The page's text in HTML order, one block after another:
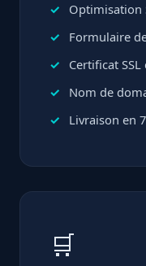
Optimisation
Formulaire
Certificat
Nom de
Livraison en
🛒